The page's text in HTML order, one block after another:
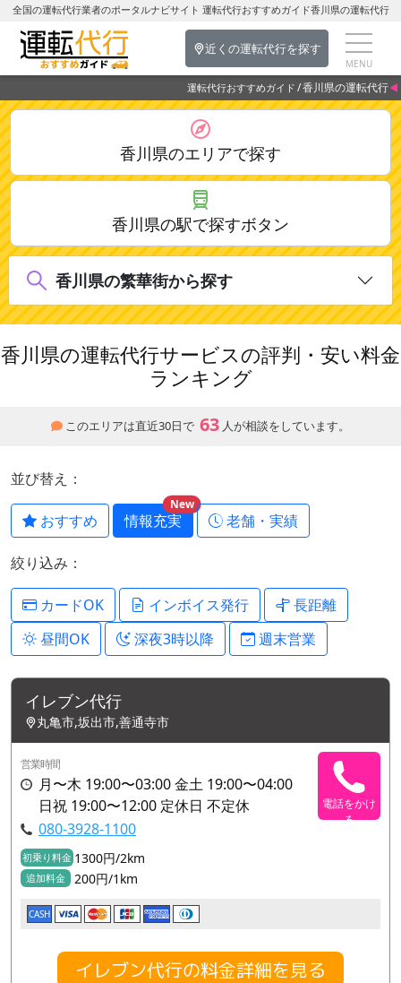
全国の運転代行業者のポータルナビサイト 運転代行おすすめガイド香川県の運転代行
近くの運転代行を探す
運転代行おすすめガイド 香川県の運転代行
香川県のエリアで探す
香川県の駅で探すボタン
香川県の繁華街から探す
香川県の運転代行サービスの評判・安い料金
ランキング
このエリアは直近30日で 63 人が相談をしています。
並び替え：
おすすめ 情報充実
New
老舗・実績
絞り込み：
カードOK インボイス発行
長距離
昼間OK
深夜3時以降 週末営業
イレブン代行
丸亀市,坂出市,善通寺市
営業時間
月〜木 19:00〜03:00 金土 19:00〜04:00
日祝 19:00〜12:00 定休日 不定休
080-3928-1100
初乗り料金 1300円/2km
追加料金 200円/1km
電話をかけ
る
CASH
イレブン代行の料金詳細を見る